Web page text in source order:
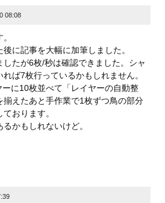
08:08
に記事を大幅に加筆しました。
したが6枚/秒は確認できました。シャ
ば7枚行っているかもしれません。
に10枚並べて「レイヤーの自動整
揃えたあと手作業で1枚ずつ鳥の部分
おります。
かもしれないけど。